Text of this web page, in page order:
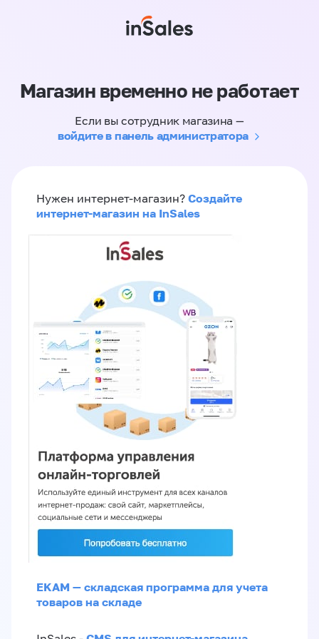
Магазин временно не работает
Если вы сотрудник магазина —
войдите в панель администратора
Нужен интернет-магазин? Создайте
интернет-магазин на InSales
EKAM — складская программа для учета
товаров на складе